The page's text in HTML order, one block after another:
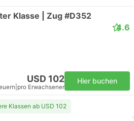
Klasse | Zug #D352
4.6
USD 102
pro Erwachsener
Hier buchen
Klassen ab USD 102